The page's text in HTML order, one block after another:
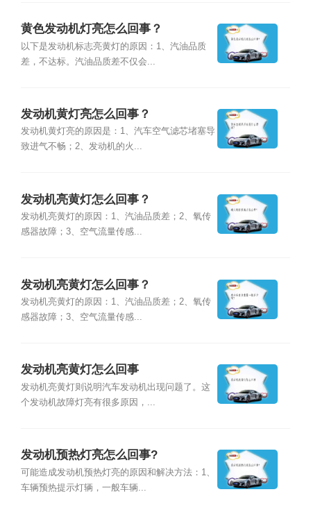
黄色发动机灯亮怎么回事？
以下是发动机标志亮黄灯的原因：1、汽油品质
差，不达标。汽油品质差不仅会...
发动机黄灯亮怎么回事？
发动机黄灯亮的原因是：1、汽车空气滤芯堵塞导
致进气不畅；2、发动机的火...
发动机亮黄灯怎么回事？
发动机亮黄灯的原因：1、汽油品质差；2、氧传
感器故障；3、空气流量传感...
发动机亮黄灯怎么回事？
发动机亮黄灯的原因：1、汽油品质差；2、氧传
感器故障；3、空气流量传感...
发动机亮黄灯怎么回事
发动机亮黄灯则说明汽车发动机出现问题了。这
个发动机故障灯亮有很多原因，...
发动机预热灯亮怎么回事?
可能造成发动机预热灯亮的原因和解决方法：1、
车辆预热提示灯辆，一般车辆...